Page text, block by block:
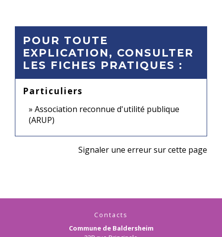
POUR TOUTE
EXPLICATION, CONSULTER
LES FICHES PRATIQUES :
Particuliers
Association reconnue d'utilité publique
(ARUP)
Signaler une erreur sur cette page
Contacts
Commune de Baldersheim